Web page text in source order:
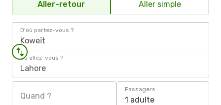
Aller-retour Aller simple
D'où partez-vous ?
Koweït
Où allez-vous ?
Lahore
Quand ?
Passagers
1 adulte